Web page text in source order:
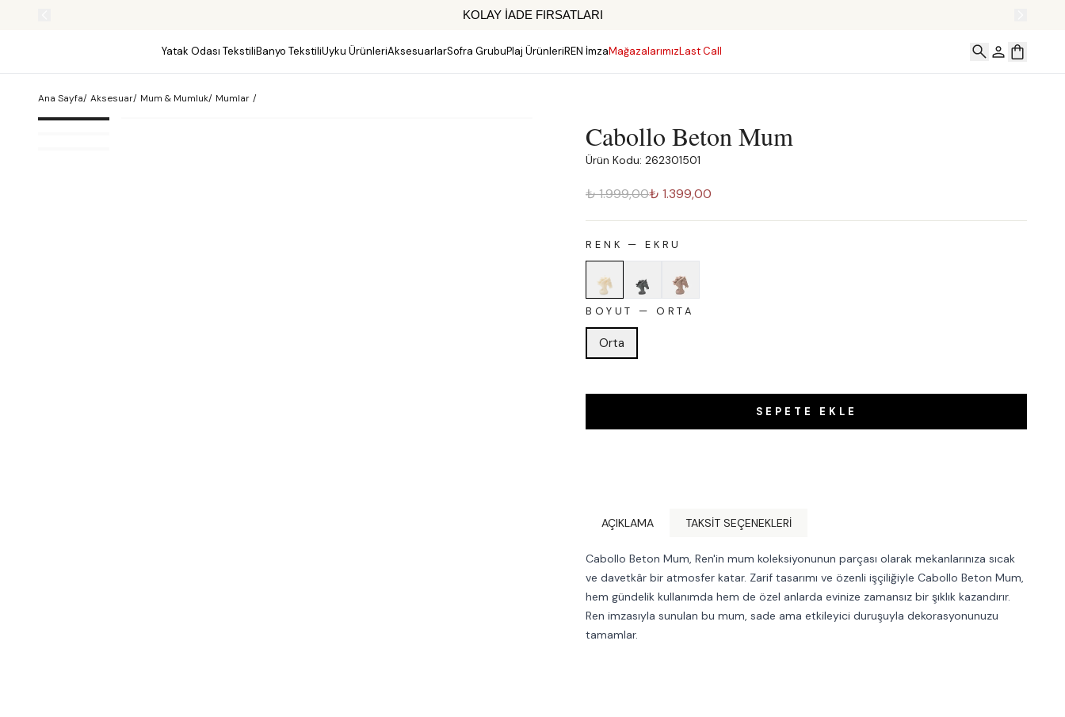
KOLAY İADE FIRSATLARI
Yatak Odası TekstiliBanyo TekstiliUyku ÜrünleriAksesuarlarSofra GrubuPlaj ÜrünleriREN İmzaMağazalarımızLast Call
Ana Sayfa/ Aksesuar/ Mum & Mumluk/ Mumlar /
Cabollo Beton Mum
Ürün Kodu: 262301501
₺ 1.999,00₺ 1.399,00
RENK — EKRU
BOYUT — ORTA
Orta
SEPETE EKLE
AÇIKLAMA TAKSIT SEÇENEKLERI
Cabollo Beton Mum, Ren'in mum koleksiyonunun parçası olarak mekanlarınıza sıcak
ve davetkâr bir atmosfer katar. Zarif tasarımı ve özenli işçiliğiyle Cabollo Beton Mum,
hem gündelik kullanımda hem de özel anlarda evinize zamansız bir şıklık kazandırır.
Ren imzasıyla sunulan bu mum, sade ama etkileyici duruşuyla dekorasyonunuzu
tamamlar.